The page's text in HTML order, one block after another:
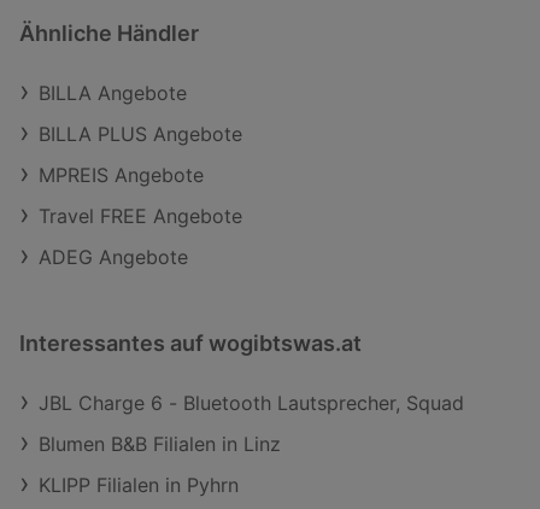
Ähnliche Händler
BILLA Angebote
BILLA PLUS Angebote
MPREIS Angebote
Travel FREE Angebote
ADEG Angebote
Interessantes auf wogibtswas.at
JBL Charge 6 - Bluetooth Lautsprecher, Squad
Blumen B&B Filialen in Linz
KLIPP Filialen in Pyhrn